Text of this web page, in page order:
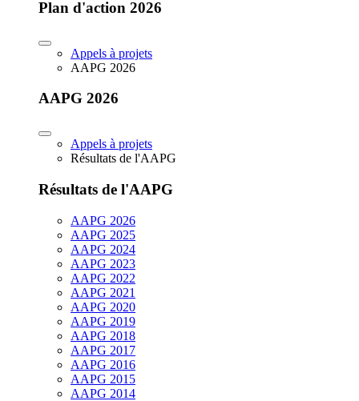
Plan d'action 2026
Appels à projets
AAPG 2026
AAPG 2026
Appels à projets
Résultats de l'AAPG
Résultats de l'AAPG
AAPG 2026
AAPG 2025
AAPG 2024
AAPG 2023
AAPG 2022
AAPG 2021
AAPG 2020
AAPG 2019
AAPG 2018
AAPG 2017
AAPG 2016
AAPG 2015
AAPG 2014